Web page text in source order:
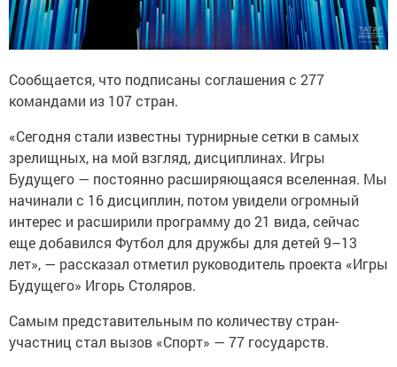
Сообщается, что подписаны соглашения с 277
командами из 107 стран.
«Сегодня стали известны турнирные сетки в самых
зрелищных, на мой взгляд, дисциплинах. Игры
Будущего — постоянно расширяющаяся вселенная. Мы
начинали с 16 дисциплин, потом увидели огромный
интерес и расширили программу до 21 вида, сейчас
еще добавился Футбол для дружбы для детей 9–13
лет», — рассказал отметил руководитель проекта «Игры
Будущего» Игорь Столяров.
Самым представительным по количеству стран-
участниц стал вызов «Спорт» — 77 государств.